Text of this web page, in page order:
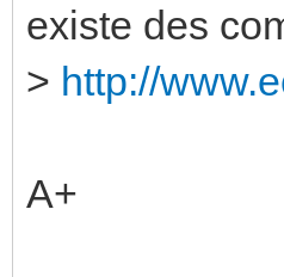
existe des
> http://
A+